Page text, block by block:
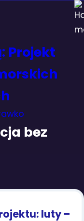
Projekt
bez
luty –